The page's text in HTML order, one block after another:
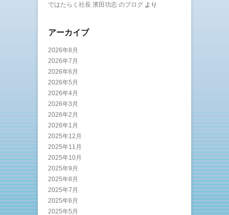
ではたらく社長 濱田功志 のブログ より
アーカイブ
2026年8月
2026年7月
2026年6月
2026年5月
2026年4月
2026年3月
2026年2月
2026年1月
2025年12月
2025年11月
2025年10月
2025年9月
2025年8月
2025年7月
2025年6月
2025年5月